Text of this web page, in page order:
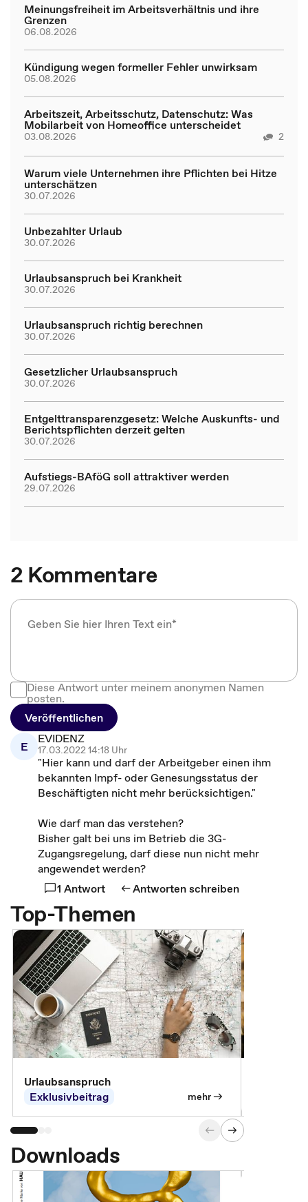
Meinungsfreiheit im Arbeitsverhältnis und ihre
Grenzen
06.08.2026
Kündigung wegen formeller Fehler unwirksam
05.08.2026
Arbeitszeit, Arbeitsschutz, Datenschutz: Was
Mobilarbeit von Homeoffice unterscheidet
03.08.2026 2
Warum viele Unternehmen ihre Pflichten bei Hitze
unterschätzen
30.07.2026
Unbezahlter Urlaub
30.07.2026
Urlaubsanspruch bei Krankheit
30.07.2026
Urlaubsanspruch richtig berechnen
30.07.2026
Gesetzlicher Urlaubsanspruch
30.07.2026
Entgelttransparenzgesetz: Welche Auskunfts- und
Berichtspflichten derzeit gelten
30.07.2026
Aufstiegs-BAföG soll attraktiver werden
29.07.2026
2 Kommentare
Diese Antwort unter meinem anonymen Namen
posten.
Veröffentlichen
E
EVIDENZ
17.03.2022 14:18 Uhr
"Hier kann und darf der Arbeitgeber einen ihm
bekannten Impf- oder Genesungsstatus der
Beschäftigten nicht mehr berücksichtigen."
Wie darf man das verstehen?
Bisher galt bei uns im Betrieb die 3G-
Zugangsregelung, darf diese nun nicht mehr
angewendet werden?
1 Antwort
Antworten schreiben
Top-Themen
Urlaubsanspruch
Exklusivbeitrag
mehr
Downloads